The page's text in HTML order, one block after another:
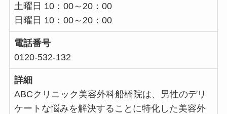
土曜日 10：00～20：00
日曜日 10：00～20：00
電話番号
0120-532-132
詳細
ABCクリニック美容外科船橋院は、男性のデリ
ケートな悩みを解決することに特化した美容外